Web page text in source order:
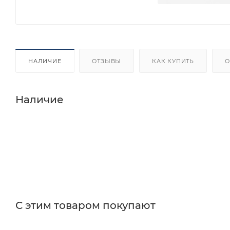
НАЛИЧИЕ ОТЗЫВЫ КАК КУПИТЬ
Наличие
С этим товаром покупают